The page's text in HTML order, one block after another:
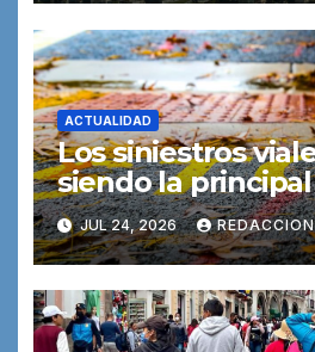
ACTUALIDAD
Los siniestros
siendo la
muerte entre los
JUL 24, 2026 REDACCION